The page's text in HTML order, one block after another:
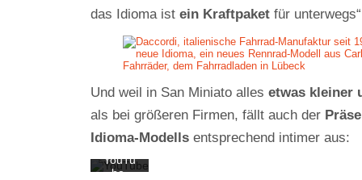
das Idioma ist ein Kraftpaket für
Und weil in San Miniato alles etwas kleiner
als bei größeren Firmen, fällt auch der
Idioma-Modells entsprechend intimer aus:
dem
des
Videos
akzept
Sie die
Daten
schutz
erkläru
ng von
YouTu
be.